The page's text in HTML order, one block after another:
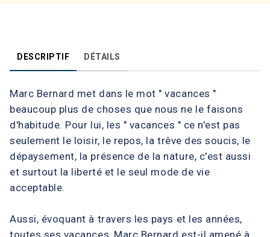
DESCRIPTIF DÉTAILS
Marc Bernard met dans le mot " vacances "
beaucoup plus de choses que nous ne le faisons
d'habitude. Pour lui, les " vacances " ce n'est pas
seulement le loisir, le repos, la trêve des soucis, le
dépaysement, la présence de la nature, c'est aussi
et surtout la liberté et le seul mode de vie
acceptable.
Aussi, évoquant à travers les pays et les années,
toutes ses vacances, Marc Bernard est-il amené à